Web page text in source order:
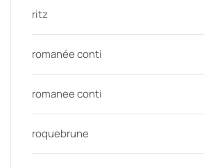
ritz
romanée conti
romanee conti
roquebrune